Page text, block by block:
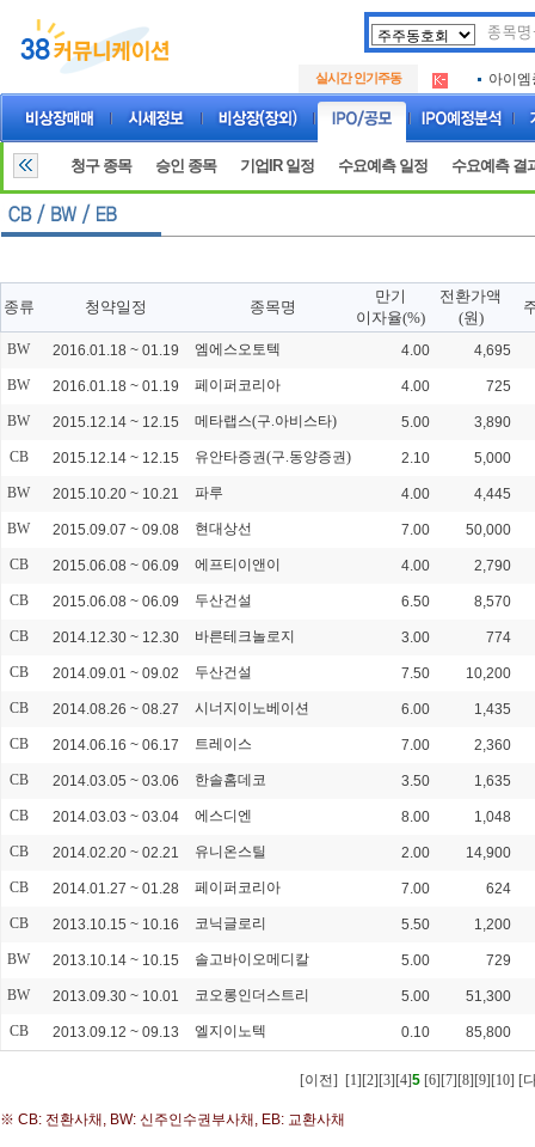
실시간 인기주동
.
아크로
아이엠
.
아크로
루켄테
청구 종목 승인 종목 기업IR 일정 수요예측 일정 수요예측 결
종류 청약일정 종목명
만기
이자율(%)
전환가액
(원)
BW 2016.01.18 ~ 01.19 엠에스오토텍 4.00 4,695
BW 2016.01.18 ~ 01.19 페이퍼코리아 4.00 725
BW 2015.12.14 ~ 12.15 메타랩스(구.아비스타) 5.00 3,890
CB 2015.12.14 ~ 12.15 유안타증권(구.동양증권) 2.10 5,000
BW 2015.10.20 ~ 10.21 파루 4.00 4,445
BW 2015.09.07 ~ 09.08 현대상선 7.00 50,000
CB 2015.06.08 ~ 06.09 에프티이앤이 4.00 2,790
CB 2015.06.08 ~ 06.09 두산건설 6.50 8,570
CB 2014.12.30 ~ 12.30 바른테크놀로지 3.00 774
CB 2014.09.01 ~ 09.02 두산건설 7.50 10,200
CB 2014.08.26 ~ 08.27 시너지이노베이션 6.00 1,435
CB 2014.06.16 ~ 06.17 트레이스 7.00 2,360
CB 2014.03.05 ~ 03.06 한솔홈데코 3.50 1,635
CB 2014.03.03 ~ 03.04 에스디엔 8.00 1,048
CB 2014.02.20 ~ 02.21 유니온스틸 2.00 14,900
CB 2014.01.27 ~ 01.28 페이퍼코리아 7.00 624
CB 2013.10.15 ~ 10.16 코닉글로리 5.50 1,200
BW 2013.10.14 ~ 10.15 솔고바이오메디칼 5.00 729
BW 2013.09.30 ~ 10.01 코오롱인더스트리 5.00 51,300
CB 2013.09.12 ~ 09.13 엘지이노텍 0.10 85,800
[이전] [1][2][3][4]5 [6][7][8][9][10] [
※ CB: 전환사채, BW: 신주인수권부사채, EB: 교환사채